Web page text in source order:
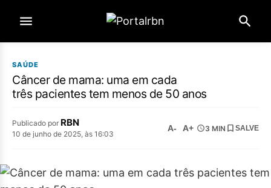
SAÚDE
Câncer de mama: uma em cada
três pacientes tem menos de 50 anos
Publicado por RBN
10 de junho de 2025, às 16:03
A- A+ 3 MIN SALVE